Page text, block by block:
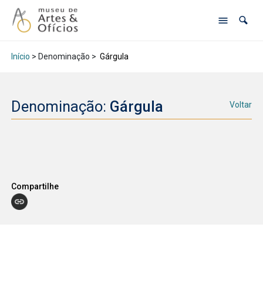
Início > Denominação > Gárgula
Denominação: Gárgula Voltar
Compartilhe